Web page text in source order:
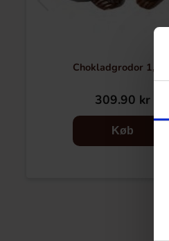
Chokladgrodor 1,9kg
309.90 kr
Køb